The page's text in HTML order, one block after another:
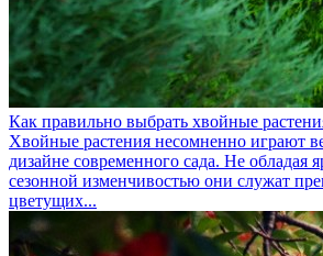
Как правильно выбрать хвойные
Хвойные растения несомненно играют
дизайне современного сада. Не обладая
сезонной изменчивостью они служат
цветущих...